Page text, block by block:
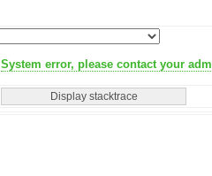
System error, please contact your